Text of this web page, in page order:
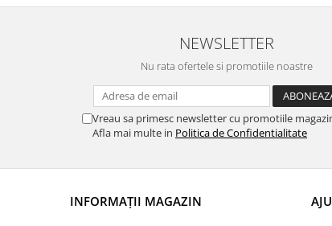
NEWSLETTER
Nu rata ofertele si promotiile noastre
Vreau sa primesc newsletter cu promotiile
Afla mai multe in Politica de Confidentialitate
INFORMAȚII MAGAZIN